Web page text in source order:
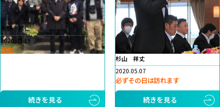
今野 邦仁
2020.05.19
盟友
続きを見る
杉山 祥丈
2020.05.07
必ずその日は訪れます
続きを見る